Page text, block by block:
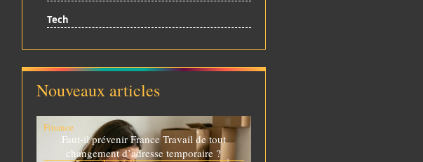
Tech
Nouveaux articles
Finance
Faut-il prévenir France Travail de tout
changement d’adresse temporaire ?